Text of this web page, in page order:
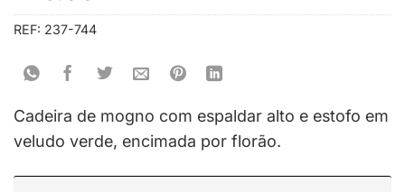
REF: 237-744
Cadeira de mogno com espaldar alto e estofo em
veludo verde, encimada por florão.